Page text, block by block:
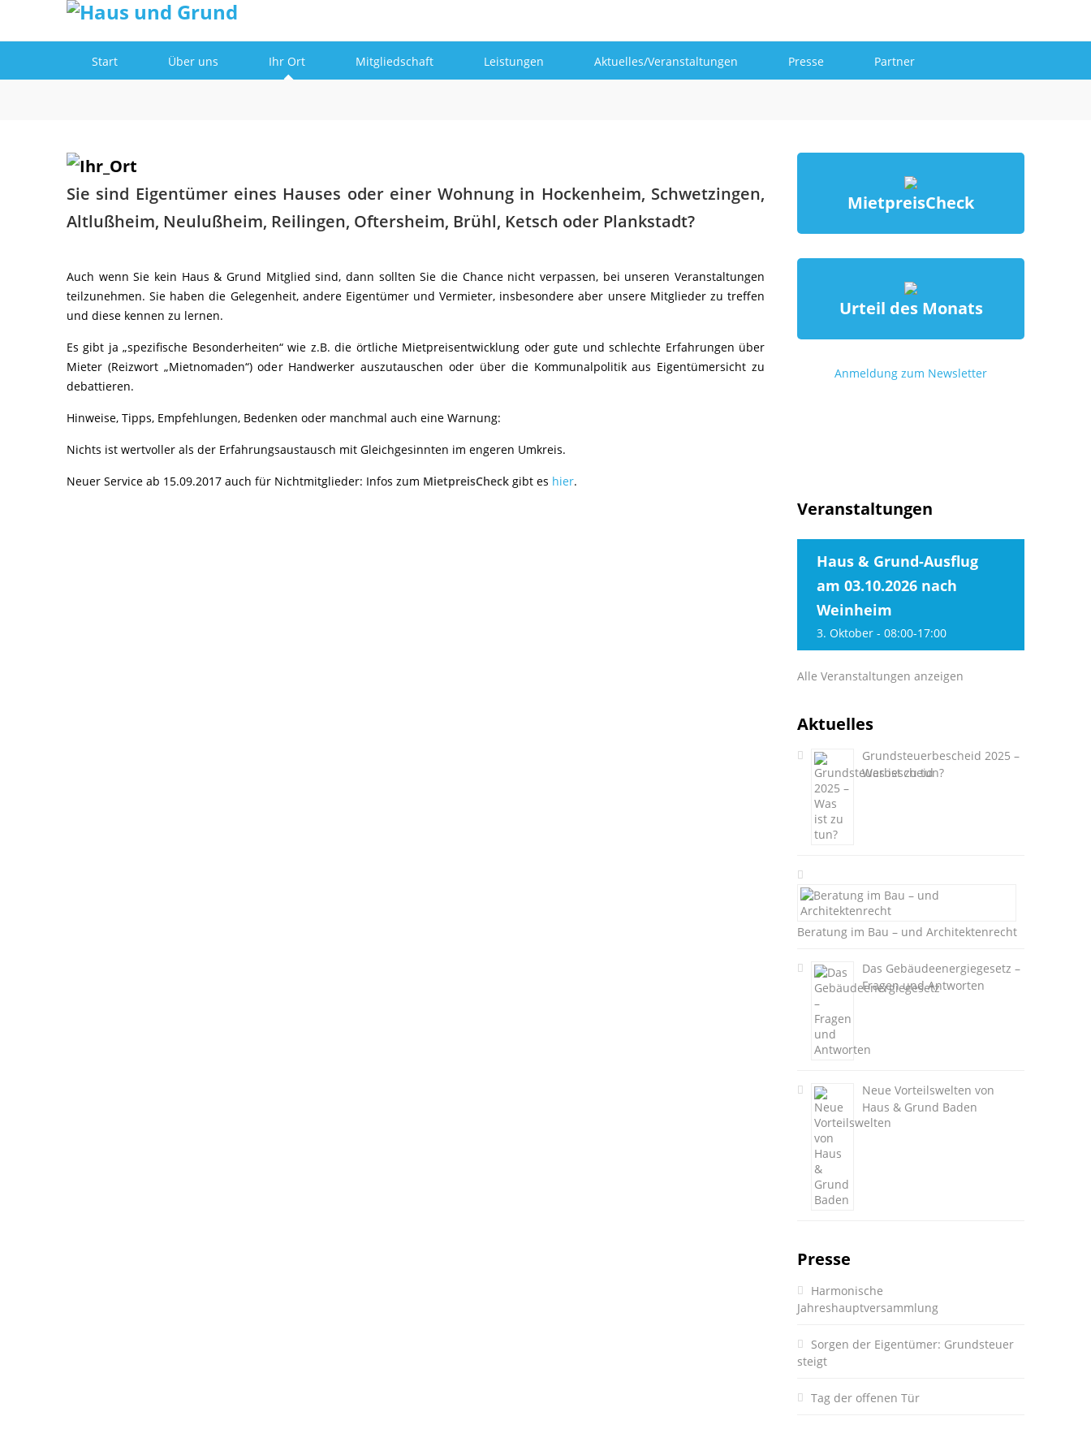
Start Über uns Ihr Ort Mitgliedschaft Leistungen Aktuelles/Veranstaltungen Presse Partner
Sie sind Eigentümer eines Hauses oder einer Wohnung in Hockenheim, Schwetzingen,
Altlußheim, Neulußheim, Reilingen, Oftersheim, Brühl, Ketsch oder Plankstadt?
Auch wenn Sie kein Haus & Grund Mitglied sind, dann sollten Sie die Chance nicht verpassen, bei unseren Veranstaltungen
teilzunehmen. Sie haben die Gelegenheit, andere Eigentümer und Vermieter, insbesondere aber unsere Mitglieder zu treffen
und diese kennen zu lernen.
Es gibt ja „spezifische Besonderheiten“ wie z.B. die örtliche Mietpreisentwicklung oder gute und schlechte Erfahrungen über
Mieter (Reizwort „Mietnomaden“) oder Handwerker auszutauschen oder über die Kommunalpolitik aus Eigentümersicht zu
debattieren.
Hinweise, Tipps, Empfehlungen, Bedenken oder manchmal auch eine Warnung:
Nichts ist wertvoller als der Erfahrungsaustausch mit Gleichgesinnten im engeren Umkreis.
Neuer Service ab 15.09.2017 auch für Nichtmitglieder: Infos zum MietpreisCheck gibt es hier.
MietpreisCheck
Urteil des Monats
Anmeldung zum Newsletter
Veranstaltungen
Haus & Grund-Ausflug
am 03.10.2026 nach
Weinheim
3. Oktober - 08:00-17:00
Alle Veranstaltungen anzeigen
Aktuelles
Grundsteuerbescheid 2025 –
Was ist zu tun?
Beratung im Bau – und Architektenrecht
Das Gebäudeenergiegesetz –
Fragen und Antworten
Neue Vorteilswelten von
Haus & Grund Baden
Presse
Harmonische
Jahreshauptversammlung
Sorgen der Eigentümer: Grundsteuer
steigt
Tag der offenen Tür